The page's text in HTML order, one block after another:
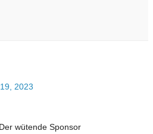
2023
wütende Sponsor